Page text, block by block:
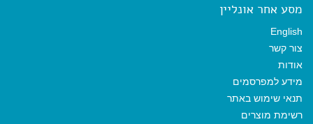
מסע אחר אונליין
English
צור קשר
אודות
מידע למפרסמים
תנאי שימוש באתר
רשימת מוצרים